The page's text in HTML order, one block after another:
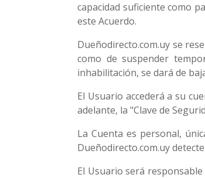
capacidad suficiente como
este Acuerdo.
Dueñodirecto.com.uy se
como de suspender
inhabilitación, se dará de
El Usuario accederá a su
adelante, la "Clave de
La Cuenta es personal,
Dueñodirecto.com.uy
El Usuario será